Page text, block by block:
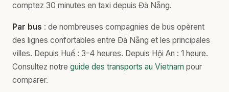
comptez 30 minutes en taxi depuis Đà Nẵng.
Par bus : de nombreuses compagnies de bus opèrent
des lignes confortables entre Đà Nẵng et les principales
villes. Depuis Huế : 3-4 heures. Depuis Hội An : 1 heure.
Consultez notre guide des transports au Vietnam pour
comparer.